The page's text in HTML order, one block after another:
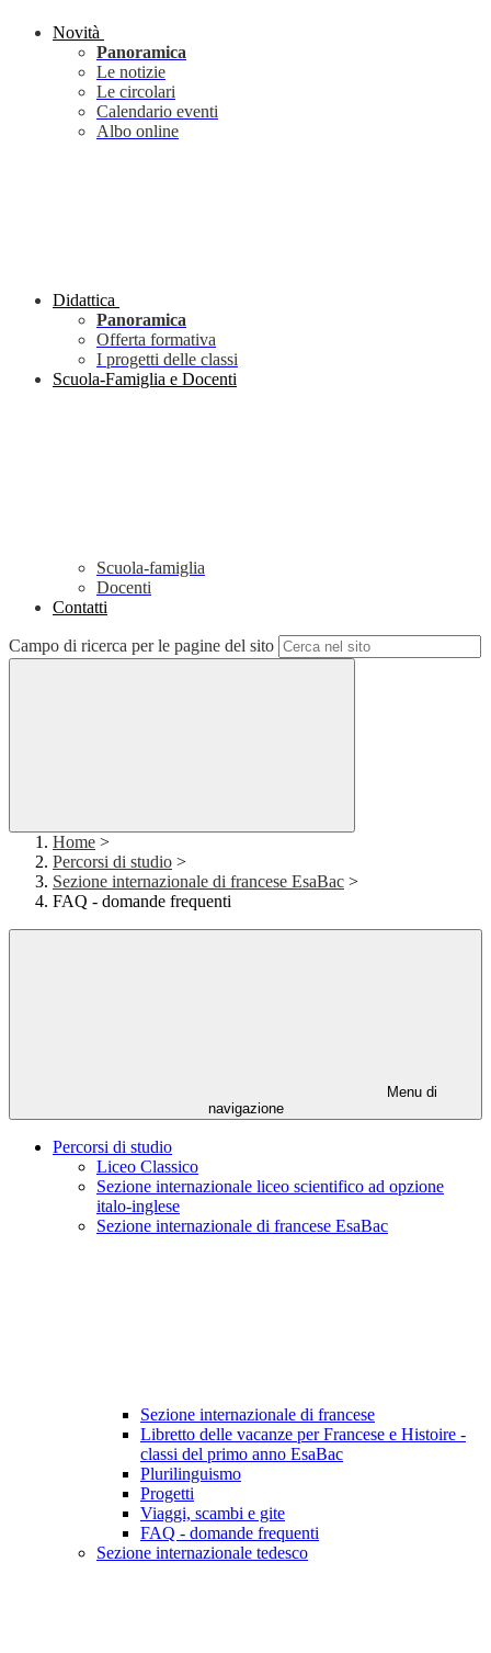
Novità
Panoramica
Le notizie
Le circolari
Calendario eventi
Albo online
Didattica
Panoramica
Offerta formativa
I progetti delle classi
Scuola-Famiglia e Docenti
Scuola-famiglia
Docenti
Contatti
Campo di ricerca per le pagine del sito
Home >
Percorsi di studio >
Sezione internazionale di francese EsaBac >
FAQ - domande frequenti
Menu di
navigazione
Percorsi di studio
Liceo Classico
Sezione internazionale liceo scientifico ad opzione
italo-inglese
Sezione internazionale di francese EsaBac
Sezione internazionale di francese
Libretto delle vacanze per Francese e Histoire -
classi del primo anno EsaBac
Plurilinguismo
Progetti
Viaggi, scambi e gite
FAQ - domande frequenti
Sezione internazionale tedesco